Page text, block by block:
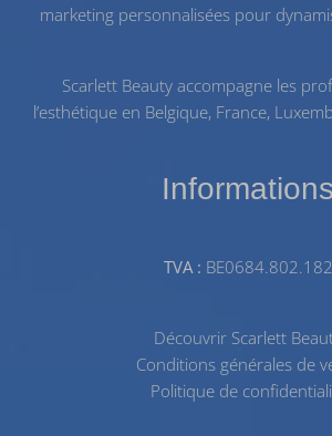
marketing personnalisées pour
Scarlett Beauty accompagne les
l’esthétique en Belgique, France,
Informations
TVA : BE0684.802.182
Découvrir Scarlett
Conditions générales de
Politique de